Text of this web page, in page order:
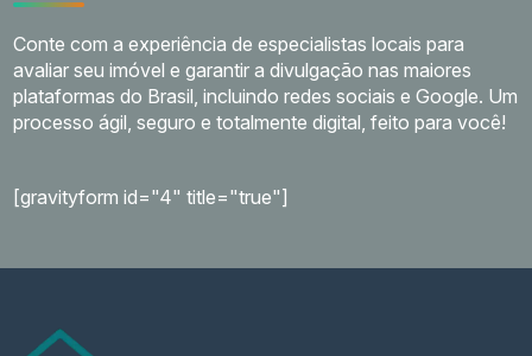
Conte com a experiência de especialistas locais para
avaliar seu imóvel e garantir a divulgação nas maiores
plataformas do Brasil, incluindo redes sociais e Google. Um
processo ágil, seguro e totalmente digital, feito para você!
[gravityform id="4" title="true"]